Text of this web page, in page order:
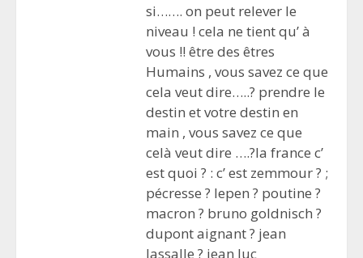
si……. on peut relever le
niveau ! cela ne tient qu’ à
vous !! être des êtres
Humains , vous savez ce que
cela veut dire…..? prendre le
destin et votre destin en
main , vous savez ce que
celà veut dire ….?la france c’
est quoi ? : c’ est zemmour ? ;
pécresse ? lepen ? poutine ?
macron ? bruno goldnisch ?
dupont aignant ? jean
lassalle ? jean luc